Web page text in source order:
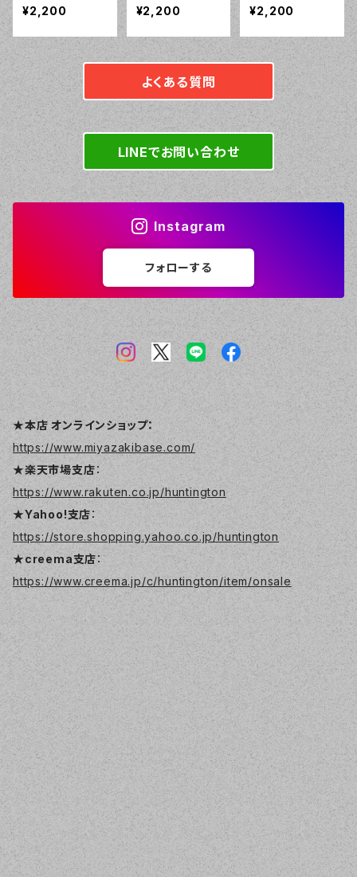
エアタグカバ
ー オーダーメ
イド 本革レザ
ー AirTag 栃
木レザー 姫路
レザー
¥2,200
本革レザー エア
タグ ケース カバ
ー AirTag 栃
木レザー 姫路
ダー サッカ
ー バスケッ
ト 野球
¥2,200
ク 本革レザー
エアタグ ケース
カバー AirTag
栃木レザー
姫路レザーキー
ホルダー
¥2,200
よくある質問
LINEでお問い合わせ
Instagram
フォローする
★本店 オンラインショップ：
https://www.miyazakibase.com/
★楽天市場支店：
https://www.rakuten.co.jp/huntington
★Yahoo!支店：
https://store.shopping.yahoo.co.jp/huntington
★creema支店：
https://www.creema.jp/c/huntington/item/onsale